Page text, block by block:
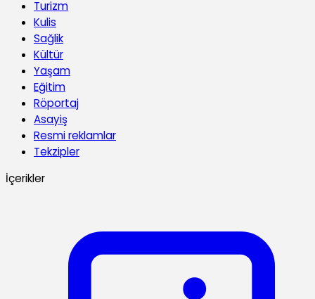
Turizm
Kulis
Sağlik
Kültür
Yaşam
Eğitim
Röportaj
Asayiş
Resmi reklamlar
Tekzipler
İçerikler